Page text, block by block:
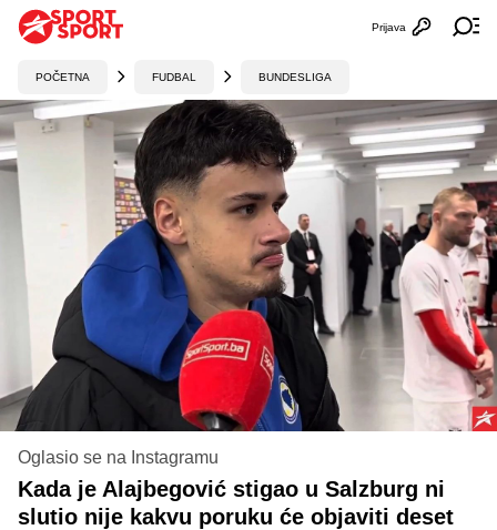
Otvori
Prijava
POČETNA FUDBAL BUNDESLIGA
Oglasio se na Instagramu
Kada je Alajbegović stigao u Salzburg ni
slutio nije kakvu poruku će objaviti deset